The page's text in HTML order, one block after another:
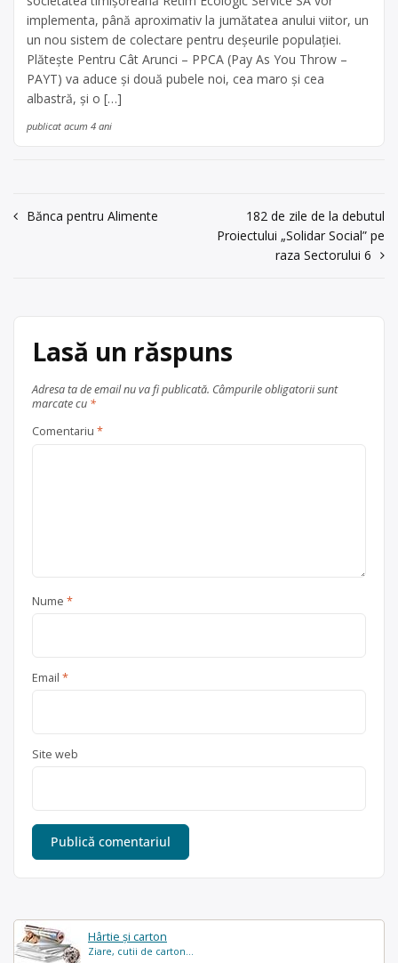
Hârtie și carton
Ziare, cutii de carton...
implementa, până aproximativ la jumătatea anului viitor, un
un nou sistem de colectare pentru deșeurile populației.
Plătește Pentru Cât Arunci – PPCA (Pay As You Throw –
PAYT) va aduce și două pubele noi, cea maro și cea
albastră, și o […]
publicat acum 4 ani
Navigare
Bănca pentru Alimente
182 de zile de la debutul
Proiectului „Solidar Social” pe
raza Sectorului 6
Lasă un răspuns
Adresa ta de email nu va fi publicată. Câmpurile obligatorii sunt
marcate cu *
Comentariu *
Nume *
Email *
Site web